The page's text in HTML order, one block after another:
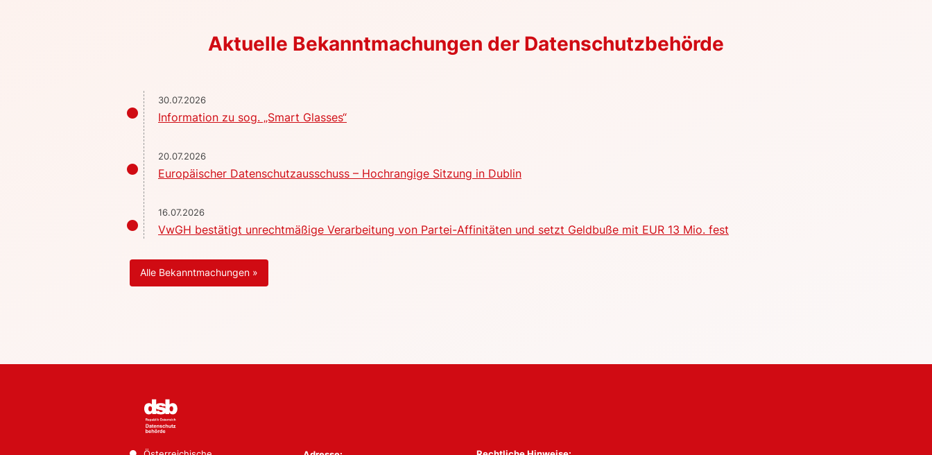
Aktuelle Bekanntmachungen der Datenschutzbehörde
30.07.2026
Information zu sog. „Smart Glasses“
20.07.2026
Europäischer Datenschutzausschuss – Hochrangige Sitzung in Dublin
16.07.2026
VwGH bestätigt unrechtmäßige Verarbeitung von Partei-Affinitäten und setzt Geldbuße mit EUR 13 Mio. fest
Alle Bekanntmachungen »